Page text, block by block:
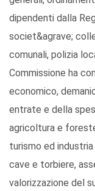
dipendenti dalla
societ&agrave;
comunali, polizia
Commissione ha
economico,
entrate e della
agricoltura e
turismo ed
cave e torbiere,
valorizzazione del